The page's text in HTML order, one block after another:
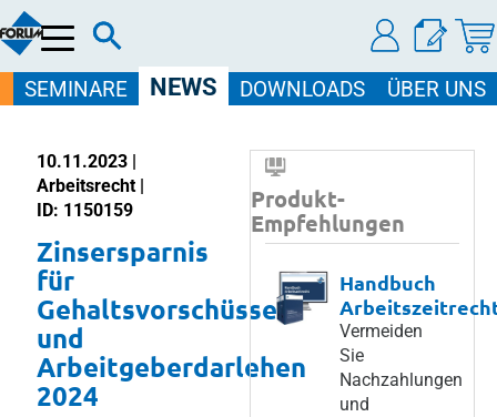
Menü
SEMINARE NEWS DOWNLOADS ÜBER UNS
10.11.2023 |
Arbeitsrecht |
ID: 1150159
Zinsersparnis
für
Gehaltsvorschüsse
und
Arbeitgeberdarlehen
2024
Produkt-
Empfehlungen
Handbuch
Vermeiden
Sie
Nachzahlungen
und